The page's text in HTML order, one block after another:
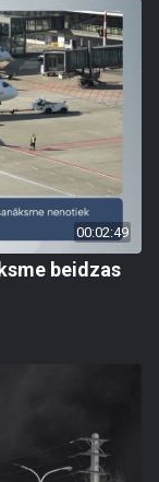
00:02:49
beidzas